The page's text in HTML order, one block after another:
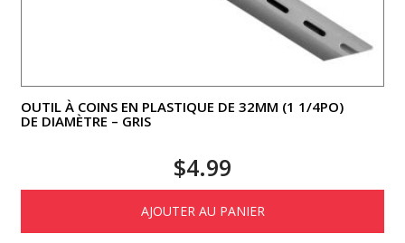
OUTIL À COINS EN PLASTIQUE DE 32MM (1 1/4PO)
DE DIAMÈTRE – GRIS
$4.99
AJOUTER AU PANIER